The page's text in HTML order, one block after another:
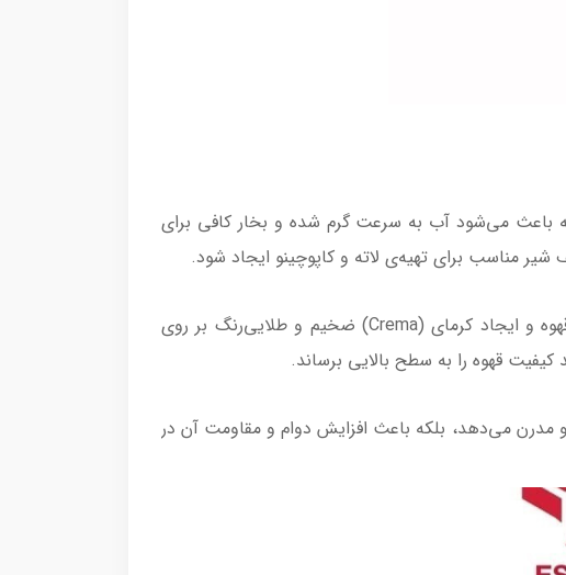
یکی از نقاط قوت این دستگاه، محدوده توان بین 1500 تا 1850 وات است که باعث می‌شود آب به سرعت گرم شده و بخار کافی برای
مناسب برای تهیه‌ی لاته و کاپوچینو ایجاد شود.
2- فشار 15 بار – تضمین عصاره‌گیری حرفه‌ای فشار 15 بار این اسپرسوساز باعث استخراج کامل عصاره‌ی قهوه و ایجاد کرمای (Crema) ضخیم و طلایی‌رنگ بر روی
قهوه را به سطح بالایی برساند.
مدرن می‌دهد، بلکه باعث افزایش دوام و مقاومت آن در